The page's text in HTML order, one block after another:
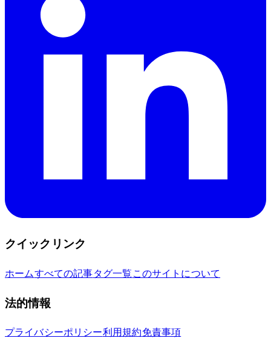
クイックリンク
ホームすべての記事タグ一覧 このサイトについて
法的情報
プライバシーポリシー利用規約免責事項